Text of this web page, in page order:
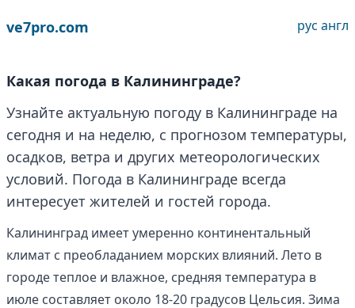
ve7pro.com рус англ
Какая погода в Калининграде?
Узнайте актуальную погоду в Калининграде на
сегодня и на неделю, с прогнозом температуры,
осадков, ветра и других метеорологических
условий. Погода в Калининграде всегда
интересует жителей и гостей города.
Калининград имеет умеренно континентальный
климат с преобладанием морских влияний. Лето в
городе теплое и влажное, средняя температура в
июле составляет около 18-20 градусов Цельсия. Зима